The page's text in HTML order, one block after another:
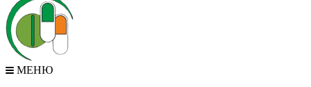
МЕНЮ